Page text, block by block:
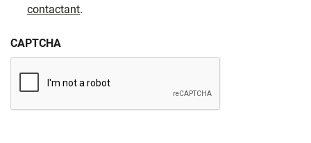
contactant.
CAPTCHA